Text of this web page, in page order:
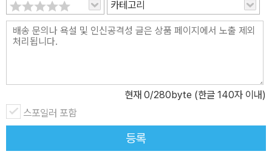
데 도움을 줄 것이다. ◆ 추천의 글 아마 첫 논문을 쓰고 났을 때쯤에
이 글을 보았던 것 같습니다. 읽으면서 얼마나 동감했는지 기억이 납
니다. 그리고 왜 이제야 보았을까 하는 후회도 많이 했지요. -J. Han
저는 글을 읽었어도 느끼지 못했을 가능성이 더 높을 것 같지만, 후배
대학원생들은 조금이라도 빨리 깨달았으면 합니다. -재원 박사과정
을 시작하고 이 글을 복습했습니다. 학부생 때는 잘 이해는 못 했던 부
분들이, 지금은 구구절절 제 마음에 와 닿고 있습니다. -Troy 내일 학
위를 받습니다. 연구를 시작할 때 봤던 글을 이렇게 다시 찾아보니 감
카테고리
현재 0/280byte (한글 140자 이내)
스포일러 포함
등록